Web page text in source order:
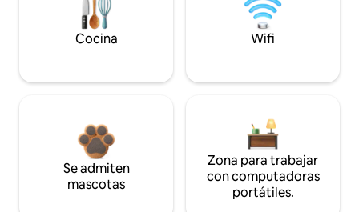
Cocina Wifi
Se admiten
mascotas
Zona para trabajar
con computadoras
portátiles.